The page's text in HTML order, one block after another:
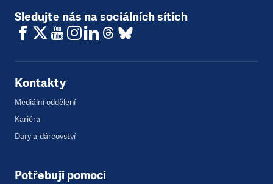
Sledujte nás na sociálních sítích
Kontakty
Mediální oddělení
Kariéra
Dary a dárcovství
Potřebuji pomoci